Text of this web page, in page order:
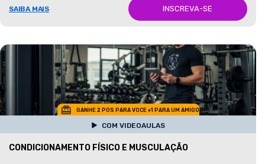
SAIBA MAIS INSCREVA-SE
GANHE 2 POS PARA VOCE +1 PARA UM AMIGO
COM VIDEOAULAS
CONDICIONAMENTO FÍSICO E MUSCULAÇÃO